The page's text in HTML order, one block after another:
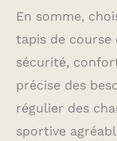
En somme,
tapis de
sécurité,
précise des
régulier des
sportive